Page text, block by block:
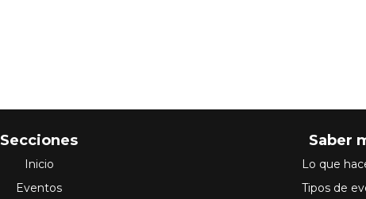
Secciones
Inicio
Eventos
Saber
Lo que
Tipos de